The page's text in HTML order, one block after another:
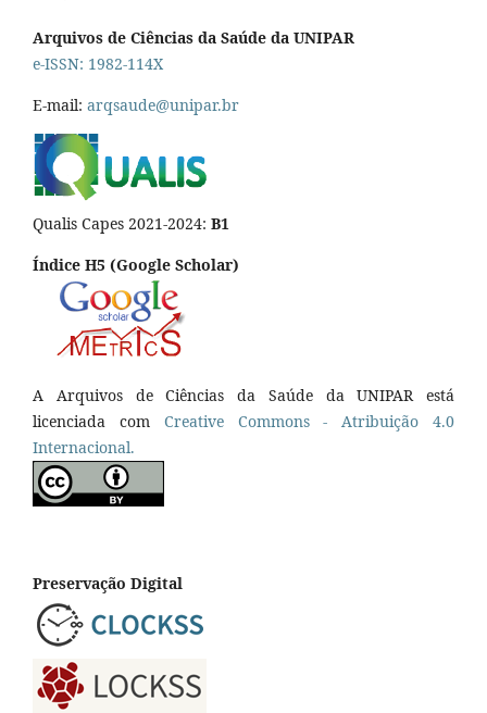
Arquivos de Ciências da Saúde da UNIPAR
e-ISSN: 1982-114X
E-mail: arqsaude@unipar.br
Qualis Capes 2021-2024: B1
Índice H5 (Google Scholar)
A Arquivos de Ciências da Saúde da UNIPAR está
licenciada com Creative Commons - Atribuição 4.0
Internacional.
Preservação Digital